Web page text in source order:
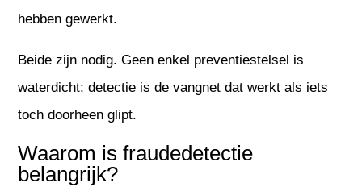
hebben gewerkt.
Beide zijn nodig. Geen enkel preventiestelsel is
waterdicht; detectie is de vangnet dat werkt als iets
toch doorheen glipt.
Waarom is fraudedetectie
belangrijk?